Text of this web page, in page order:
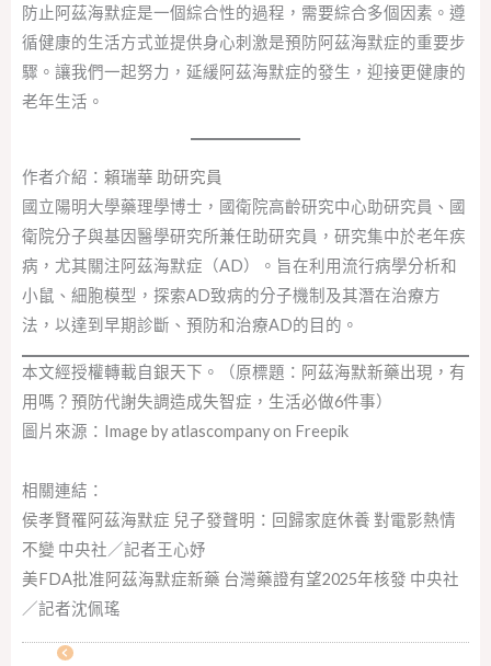
防止阿茲海默症是一個綜合性的過程，需要綜合多個因素。遵
循健康的生活方式並提供身心刺激是預防阿茲海默症的重要步
驟。讓我們一起努力，延緩阿茲海默症的發生，迎接更健康的
老年生活。
作者介紹： 賴瑞華 助研究員
國立陽明大學藥理學博士，國衛院高齡研究中心助研究員、國
衛院分子與基因醫學研究所兼任助研究員，研究集中於老年疾
病，尤其關注阿茲海默症（AD）。旨在利用流行病學分析和
小鼠、細胞模型，探索AD致病的分子機制及其潛在治療方
法，以達到早期診斷、預防和治療AD的目的。
本文經授權轉載自銀天下 。（原標題： 阿茲海默新藥出現，有
用嗎？預防代謝失調造成失智症，生活必做6件事）
圖片來源： Image by atlascompanyon Freepik
相關連結：
侯孝賢罹阿茲海默症 兒子發聲明：回歸家庭休養 對電影熱情
不變 中央社／記者王心妤
美FDA批准阿茲海默症新藥 台灣藥證有望2025年核發 中央社
／記者沈佩瑤